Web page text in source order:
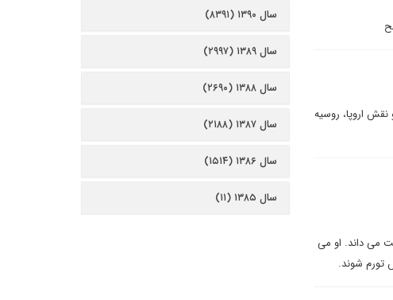
اروپا، روسيه
می داند. او می
تورم شوند.
سال ۱۳۹۰ (۸۳۹۱)
سال ۱۳۸۹ (۲۹۹۷)
سال ۱۳۸۸ (۲۶۹۰)
سال ۱۳۸۷ (۲۱۸۸)
سال ۱۳۸۶ (۱۵۱۴)
سال ۱۳۸۵ (۱۱)